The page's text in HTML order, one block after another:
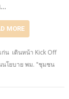
MORE
น เดินหน้า Kick Off
นโยบาย พม. "ชุมชน